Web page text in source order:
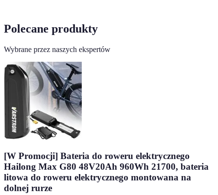
Polecane produkty
Wybrane przez naszych ekspertów
[W Promocji] Bateria do roweru elektrycznego
Hailong Max G80 48V20Ah 960Wh 21700, bateria
litowa do roweru elektrycznego montowana na
dolnej rurze